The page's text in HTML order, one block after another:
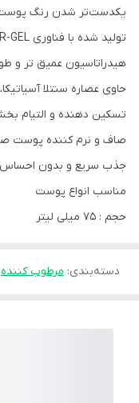
یکدست‌تر شدن رنگ پوست
تولید شده با فناوری OIL-IN-WATER-GEL
هیدراتاسیون عمیق تر و
حاوی عصاره سنتلا
تسکین دهنده و التیام
صاف و نرم کننده پوست
جذب سریع و بدون احساس
مناسب انواع پوست
حجم : 75 میلی لیتر
دسته‌بندی: مرطوب کننده